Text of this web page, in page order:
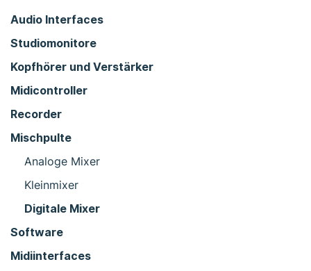
Audio Interfaces
Studiomonitore
Kopfhörer und Verstärker
Midicontroller
Recorder
Mischpulte
Analoge Mixer
Kleinmixer
Digitale Mixer
Software
Midiinterfaces